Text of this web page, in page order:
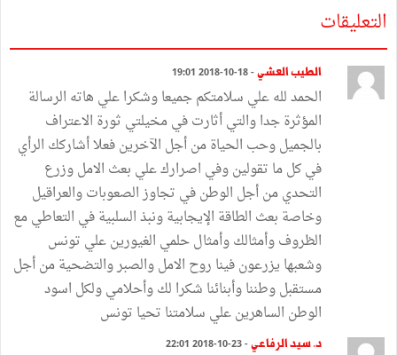
التعليقات
الطيب العشي - 18-10-2018 19:01
الحمد لله علي سلامتكم جميعا وشكرا علي هاته الرسالة
المؤثرة جدا والتي أثارت في مخيلتي ثورة الاعتراف
بالجميل وحب الحياة من أجل الآخرين فعلا أشاركك الرأي
في كل ما تقولين وفي اصرارك علي بعث الامل وزرع
التحدي من أجل الوطن في تجاوز الصعوبات والعراقيل
وخاصة بعث الطاقة الإيجابية ونبذ السلبية في التعاطي مع
الظروف وأمثالك وأمثال حلمي الغيورين علي تونس
وشعبها يزرعون فينا روح الامل والصبر والتضحية من أجل
مستقبل وطننا وأبنائنا شكرا لك وأحلامي ولكل اسود
الوطن الساهرين علي سلامتنا تحيا تونس
د. سيد الرفاعي - 23-10-2018 22:01